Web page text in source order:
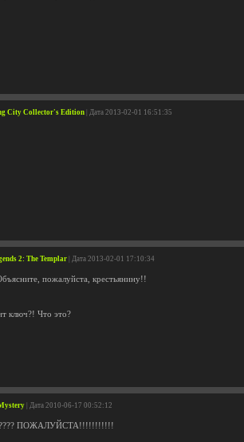
City Collector's Edition | Дата 2013-02-01 16:51:35
2: The Templar | Дата 2013-02-01 17:10:34
пожалуйста, крестьянину!!
ключ?! Что это?
| Дата 2010-06-17 00:52:12
ПОЖАЛУЙСТА!!!!!!!!!!!